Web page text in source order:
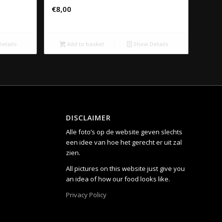
€8,00
Add to basket Show Details
DISCLAIMER
Alle foto’s op de website geven slechts
een idee van hoe het gerecht er uit zal
zien.
All pictures on this website just give you
an idea of how our food looks like.
Privacy Policy